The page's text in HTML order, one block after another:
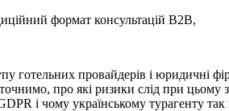
формат консультацій B2B,
провайдерів і юридичні
про які ризики слід при цьому
і чому українському турагенту